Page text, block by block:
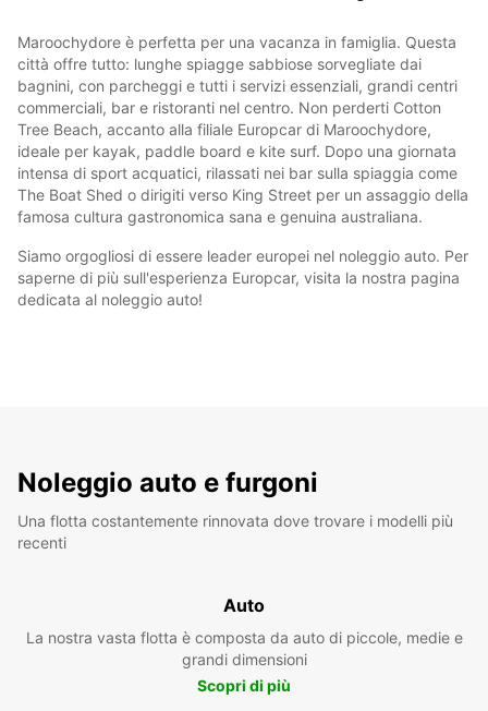
Maroochydore è perfetta per una vacanza in famiglia. Questa
città offre tutto: lunghe spiagge sabbiose sorvegliate dai
bagnini, con parcheggi e tutti i servizi essenziali, grandi centri
commerciali, bar e ristoranti nel centro. Non perderti Cotton
Tree Beach, accanto alla filiale Europcar di Maroochydore,
ideale per kayak, paddle board e kite surf. Dopo una giornata
intensa di sport acquatici, rilassati nei bar sulla spiaggia come
The Boat Shed o dirigiti verso King Street per un assaggio della
famosa cultura gastronomica sana e genuina australiana.
Siamo orgogliosi di essere leader europei nel noleggio auto. Per
saperne di più sull'esperienza Europcar, visita la nostra pagina
dedicata al noleggio auto!
Noleggio auto e furgoni
Una flotta costantemente rinnovata dove trovare i modelli più
recenti
Auto
La nostra vasta flotta è composta da auto di piccole, medie e
grandi dimensioni
Scopri di più